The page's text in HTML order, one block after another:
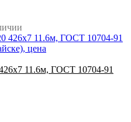
11.6м, ГОСТ 10704-91